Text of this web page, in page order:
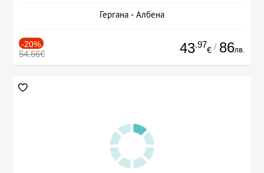
Гергана - Албена
-20%
54.66€ 43.97
€ / 86лв.